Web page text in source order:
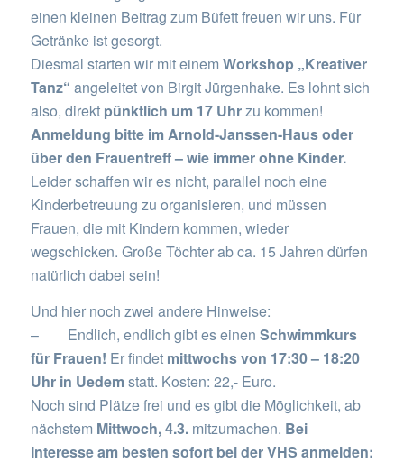
einen kleinen Beitrag zum Büfett freuen wir uns. Für
Getränke ist gesorgt.
Diesmal starten wir mit einem Workshop „Kreativer
Tanz“ angeleitet von Birgit Jürgenhake. Es lohnt sich
also, direkt pünktlich um 17 Uhrzu kommen!
Anmeldung bitte im Arnold-Janssen-Haus oder
über den Frauentreff – wie immer ohne Kinder.
Leider schaffen wir es nicht, parallel noch eine
Kinderbetreuung zu organisieren, und müssen
Frauen, die mit Kindern kommen, wieder
wegschicken. Große Töchter ab ca. 15 Jahren dürfen
natürlich dabei sein!
Und hier noch zwei andere Hinweise:
– Endlich, endlich gibt es einen Schwimmkurs
für Frauen! Er findet mittwochs von 17:30 – 18:20
Uhr in Uedemstatt. Kosten: 22,- Euro.
Noch sind Plätze frei und es gibt die Möglichkeit, ab
nächstem Mittwoch, 4.3.mitzumachen. Bei
Interesse am besten sofort bei der VHS anmelden: